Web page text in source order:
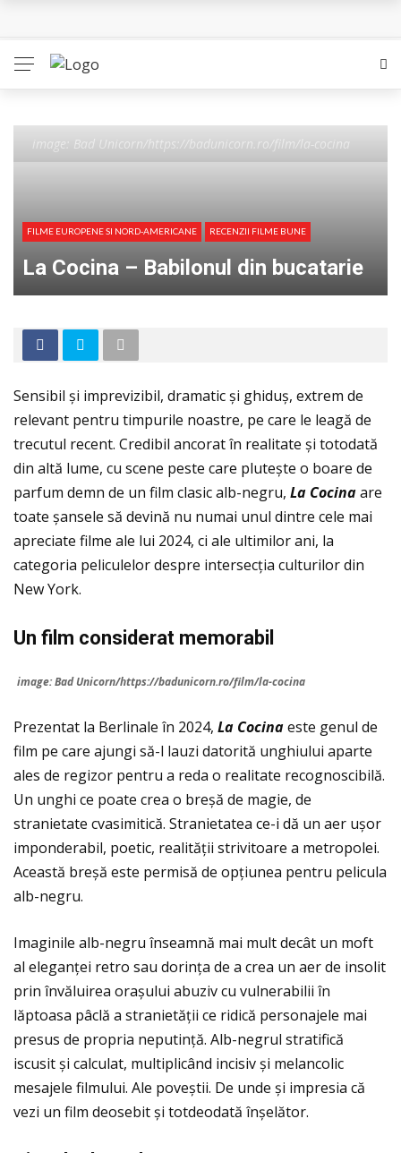
L’Eden a I’aube – Cautarea unor orizonturi mai sigure
poate vindeca
Bolla – O iubire interzisa din Pristina
image: Bad Unicorn/https://badunicorn.ro/film/la-cocina
FILME EUROPENE SI NORD-AMERICANE RECENZII FILME BUNE
La Cocina – Babilonul din bucatarie
Sensibil și imprevizibil, dramatic și ghiduș, extrem de
relevant pentru timpurile noastre, pe care le leagă de
trecutul recent. Credibil ancorat în realitate și totodată
din altă lume, cu scene peste care plutește o boare de
parfum demn de un film clasic alb-negru, La Cocinaare
toate șansele să devină nu numai unul dintre cele mai
apreciate filme ale lui 2024, ci ale ultimilor ani, la
categoria peliculelor despre intersecţia culturilor din
New York.
Un film considerat memorabil
image: Bad Unicorn/https://badunicorn.ro/film/la-cocina
Prezentat la Berlinale în 2024, La Cocinaeste genul de
film pe care ajungi să-l lauzi datorită unghiului aparte
ales de regizor pentru a reda o realitate recognoscibilă.
Un unghi ce poate crea o breșă de magie, de
stranietate cvasimitică. Stranietatea ce-i dă un aer ușor
imponderabil, poetic, realității strivitoare a metropolei.
Această breșă este permisă de opțiunea pentru pelicula
alb-negru.
Imaginile alb-negru înseamnă mai mult decât un moft
al eleganței retro sau dorința de a crea un aer de insolit
prin învăluirea orașului abuziv cu vulnerabilii în
lăptoasa pâclă a stranietăţii ce ridică personajele mai
presus de propria neputință. Alb-negrul stratifică
iscusit și calculat, multiplicând incisiv și melancolic
mesajele filmului. Ale poveștii. De unde și impresia că
vezi un film deosebit și totdeodată înșelător.